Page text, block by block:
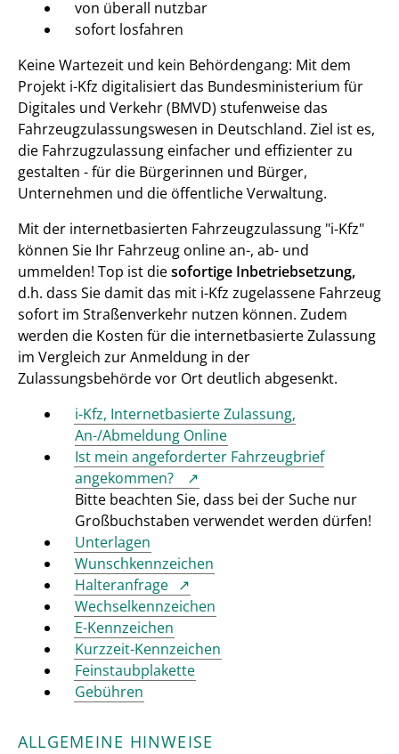
von überall nutzbar
sofort losfahren
Keine Wartezeit und kein Behördengang: Mit dem
Projekt i-Kfz digitalisiert das Bundesministerium für
Digitales und Verkehr (BMVD) stufenweise das
Fahrzeugzulassungswesen in Deutschland. Ziel ist es,
die Fahrzugzulassung einfacher und effizienter zu
gestalten - für die Bürgerinnen und Bürger,
Unternehmen und die öffentliche Verwaltung.
Mit der internetbasierten Fahrzeugzulassung "i-Kfz"
können Sie Ihr Fahrzeug online an-, ab- und
ummelden! Top ist diesofortige Inbetriebsetzung,
d.h. dass Sie damit das mit i-Kfz zugelassene Fahrzeug
sofort im Straßenverkehr nutzen können. Zudem
werden die Kosten für die internetbasierte Zulassung
im Vergleich zur Anmeldung in der
Zulassungsbehörde vor Ort deutlich abgesenkt.
i-Kfz, Internetbasierte Zulassung,
An-/Abmeldung Online
Ist mein angeforderter Fahrzeugbrief
angekommen?
Bitte beachten Sie, dass bei der Suche nur
Großbuchstaben verwendet werden dürfen!
Unterlagen
Wunschkennzeichen
Halteranfrage
Wechselkennzeichen
E-Kennzeichen
Kurzzeit-Kennzeichen
Feinstaubplakette
Gebühren
ALLGEMEINE HINWEISE